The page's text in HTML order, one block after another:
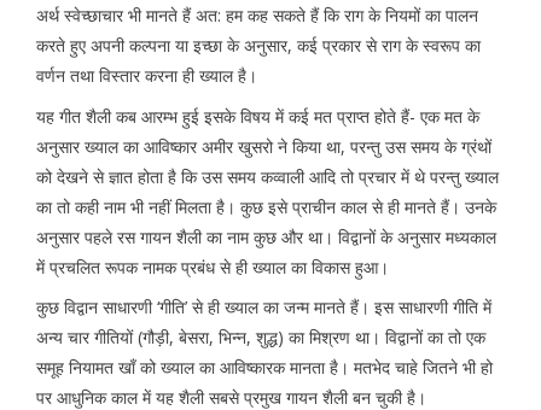
अर्थ स्वेच्छाचार भी मानते हैं अत: हम कह सकते हैं कि राग के नियमों का पालन
करते हुए अपनी कल्पना या इच्छा के अनुसार, कई प्रकार से राग के स्वरूप का
वर्णन तथा विस्तार करना ही ख्याल है।
यह गीत शैली कब आरम्भ हुई इसके विषय में कई मत प्राप्त होते हैं- एक मत के
अनुसार ख्याल का आविष्कार अमीर खुसरो ने किया था, परन्तु उस समय के ग्रंथों
को देखने से ज्ञात होता है कि उस समय कव्वाली आदि तो प्रचार में थे परन्तु ख्याल
का तो कही नाम भी नहीं मिलता है। कुछ इसे प्राचीन काल से ही मानते हैं। उनके
अनुसार पहले रस गायन शैली का नाम कुछ और था। विद्वानों के अनुसार मध्यकाल
में प्रचलित रूपक नामक प्रबंध से ही ख्याल का विकास हुआ।
कुछ विद्वान साधारणी ‘गीति’ से ही ख्याल का जन्म मानते हैं। इस साधारणी गीति में
अन्य चार गीतियों (गौड़ी, बेसरा, भिन्न, शुद्ध) का मिश्रण था। विद्वानों का तो एक
समूह नियामत खाँ को ख्याल का आविष्कारक मानता है। मतभेद चाहे जितने भी हो
पर आधुनिक काल में यह शैली सबसे प्रमुख गायन शैली बन चुकी है।